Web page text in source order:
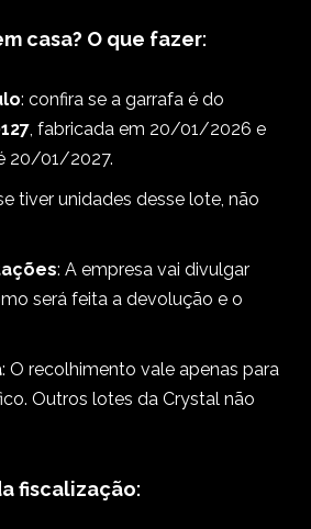
casa? O que fazer:
: confira se a garrafa é do
, fabricada em 20/01/2026 e
20/01/2027.
tiver unidades desse lote, não
: A empresa vai divulgar
será feita a devolução e o
: O recolhimento vale apenas para
Outros lotes da Crystal não
fiscalização: